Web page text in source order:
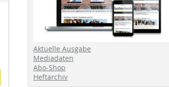
Aktuelle Ausgabe
Mediadaten
Abo-Shop
Heftarchiv